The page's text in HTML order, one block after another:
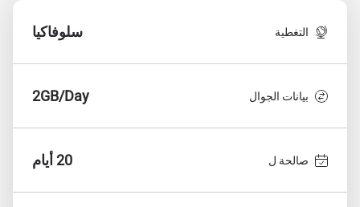
التغطية سلوفاكيا
بيانات الجوال 2GB/Day
صالحة ل 20 أيام